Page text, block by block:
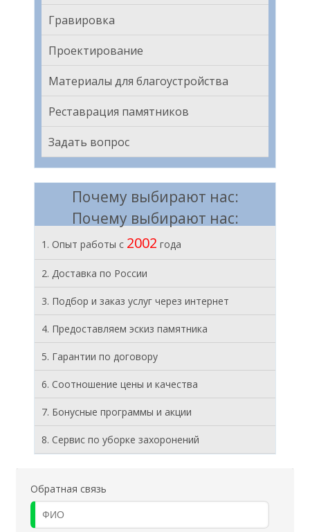
Гравировка
Проектирование
Материалы для благоустройства
Реставрация памятников
Задать вопрос
Почему выбирают нас:
Почему выбирают нас:
1. Опыт работы с 2002 года
2. Доставка по России
3. Подбор и заказ услуг через интернет
4. Предоставляем эскиз памятника
5. Гарантии по договору
6. Соотношение цены и качества
7. Бонусные программы и акции
8. Cервис по уборке захоронений
Обратная связь